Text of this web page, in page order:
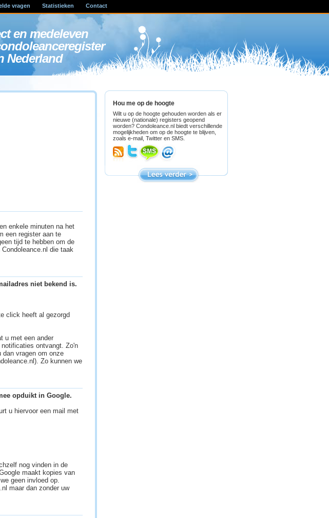
vragen Statistieken Contact
en medeleven
Nederland
enkele minuten na het
een register aan te
tijd te hebben om de
die taak
niet bekend is.
click heeft al gezorgd
u met een ander
ontvangt. Zo'n
dan vragen om onze
Zo kunnen we
opduikt in Google.
u hiervoor een mail met
nog vinden in de
maakt kopies van
geen invloed op.
maar dan zonder uw
Hou me op de hoogte
Wilt u op de hoogte gehouden worden als er
nieuwe (nationale) registers geopend
worden? Condoleance.nl biedt verschillende
mogelijkheden om op de hoogte te blijven,
zoals e-mail, Twitter en SMS.